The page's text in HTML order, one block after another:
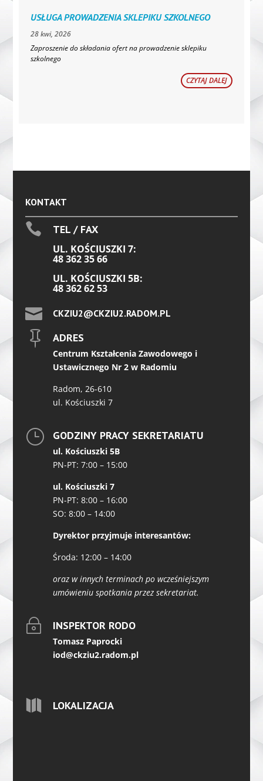
USŁUGA PROWADZENIA SKLEPIKU SZKOLNEGO
28 kwi, 2026
Zaproszenie do składania ofert na prowadzenie sklepiku
szkolnego
CZYTAJ DALEJ
KONTAKT
 TEL / FAX
UL. KOŚCIUSZKI 7:
48 362 35 66
UL. KOŚCIUSZKI 5B:
48 362 62 53
 CKZIU2@CKZIU2.RADOM.PL
 ADRES
Centrum Kształcenia Zawodowego i
Ustawicznego Nr 2 w Radomiu
Radom, 26-610
ul. Kościuszki 7
} GODZINY PRACY SEKRETARIATU
ul. Kościuszki 5B
PN-PT: 7:00 – 15:00
ul. Kościuszki 7
PN-PT: 8:00 – 16:00
SO: 8:00 – 14:00
Dyrektor przyjmuje interesantów:
Środa: 12:00 – 14:00
oraz w innych terminach po wcześniejszym
umówieniu spotkania przez sekretariat.
~ INSPEKTOR RODO
Tomasz Paprocki
iod@ckziu2.radom.pl
 LOKALIZACJA